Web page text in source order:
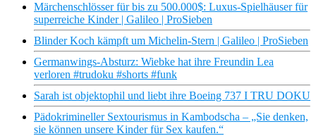
Märchenschlösser für bis zu 500.000$: Luxus-Spielhäuser für
superreiche Kinder | Galileo | ProSieben
Blinder Koch kämpft um Michelin-Stern | Galileo | ProSieben
Germanwings-Absturz: Wiebke hat ihre Freundin Lea
verloren #trudoku #shorts #funk
Sarah ist objektophil und liebt ihre Boeing 737 I TRU DOKU
Pädokrimineller Sextourismus in Kambodscha – „Sie denken,
sie können unsere Kinder für Sex kaufen.“